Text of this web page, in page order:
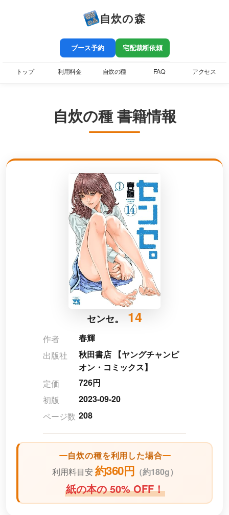
自炊の森
ブース予約 宅配裁断依頼
トップ 利用料金 自炊の種 FAQ アクセス
自炊の種 書籍情報
センセ。 14
作者
春輝
出版社
秋田書店 【ヤングチャンピ
オン・コミックス】
定価
726円
初版
2023-09-20
ページ数 208
自炊の種を利用した場合
利用料目安 約360円 （約180g）
紙の本の 50% OFF！